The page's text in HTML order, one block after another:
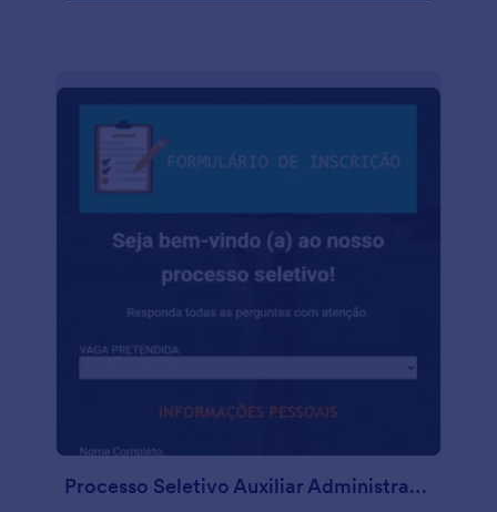
Processo Seletivo Auxiliar Administrativo